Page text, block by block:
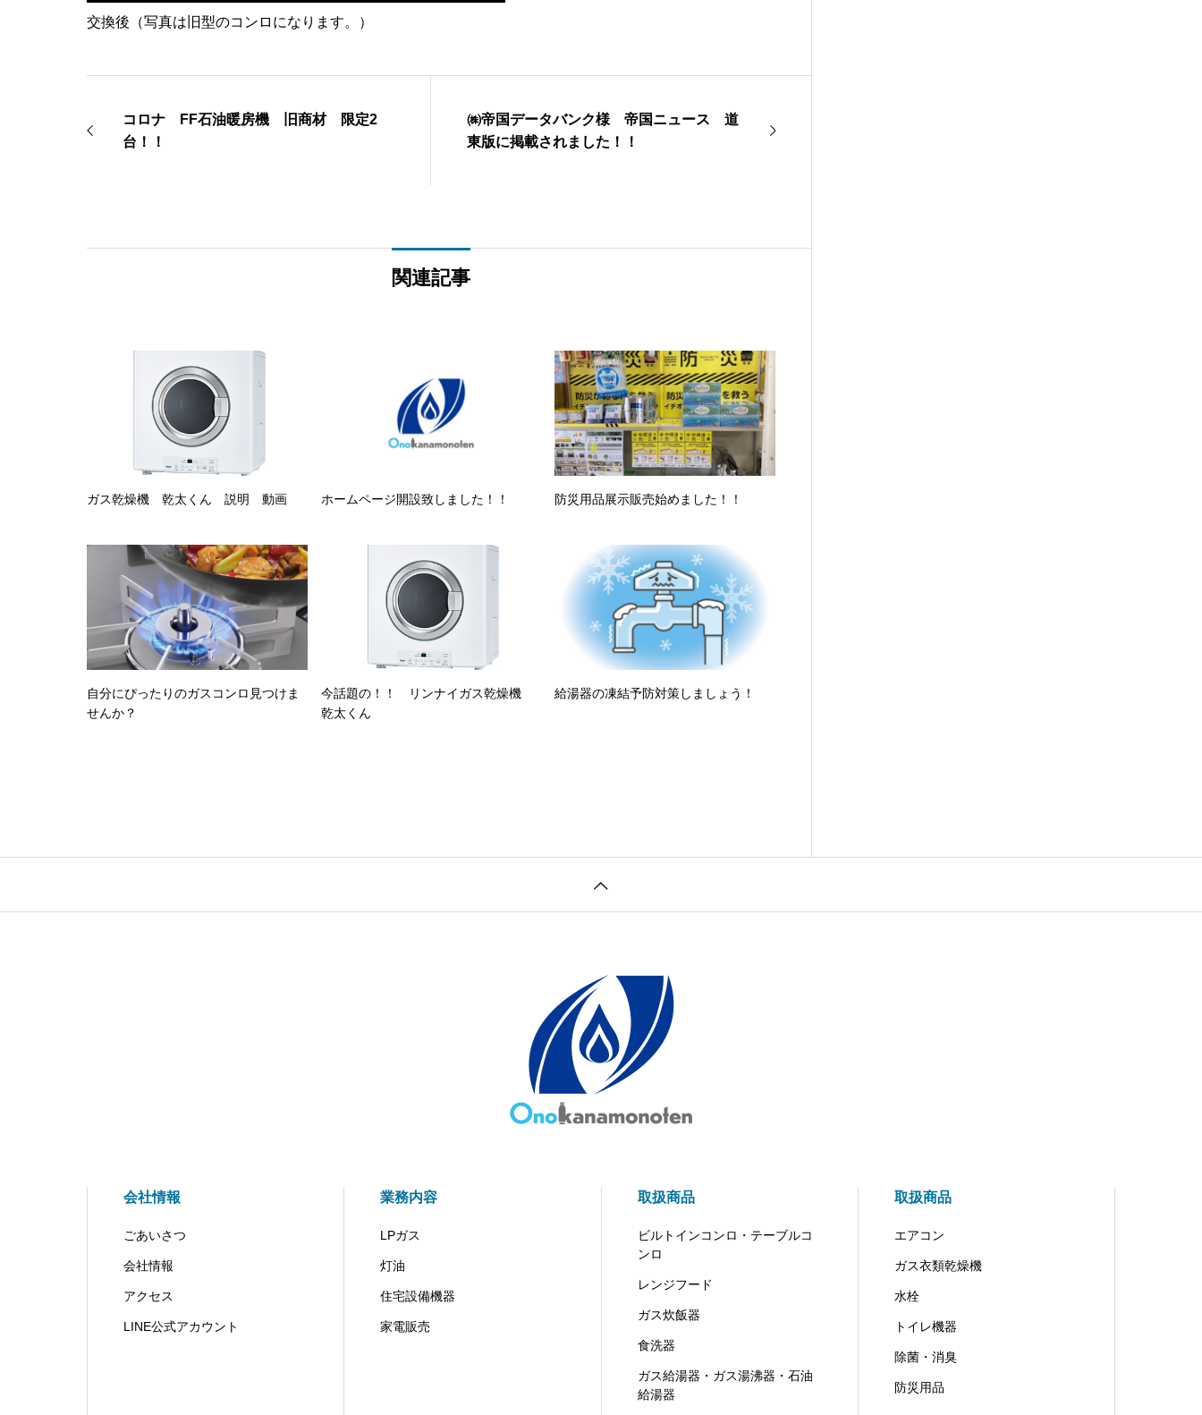
交換後（写真は旧型のコンロになります。）
コロナ FF石油暖房機 旧商材 限定2
台！！
㈱帝国データバンク様 帝国ニュース 道
東版に掲載されました！！
関連記事
ガス乾燥機 乾太くん 説明 動画 ホームページ開設致しました！！ 防災用品展示販売始めました！！
自分にぴったりのガスコンロ見つけま
せんか？
今話題の！！ リンナイガス乾燥機
乾太くん
給湯器の凍結予防対策しましょう！
会社情報
ごあいさつ
会社情報
アクセス
LINE公式アカウント
業務内容
LPガス
灯油
住宅設備機器
家電販売
取扱商品
ビルトインコンロ・テーブルコ
ンロ
レンジフード
ガス炊飯器
食洗器
ガス給湯器・ガス湯沸器・石油
給湯器
取扱商品
エアコン
ガス衣類乾燥機
水栓
トイレ機器
除菌・消臭
防災用品